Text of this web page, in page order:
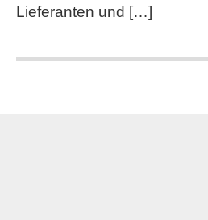
Lieferanten und […]